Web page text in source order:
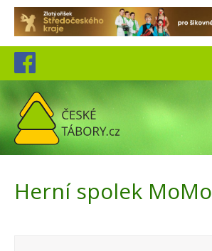
Herní spolek MoMo